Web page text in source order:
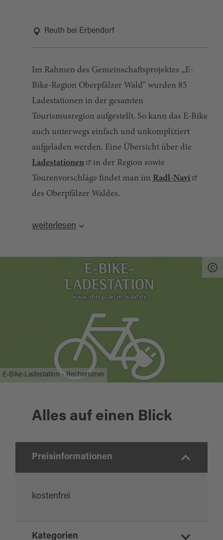
Reuth bei Erbendorf
Im Rahmen des Gemeinschaftsprojektes „E-
Bike-Region Oberpfälzer Wald“ wurden 85
Ladestationen in der gesamten
Tourismusregion aufgestellt. So kann das E-Bike
auch unterwegs einfach und unkompliziert
aufgeladen werden. Eine Übersicht über die
Ladestationen
in der Region sowie
Tourenvorschläge findet man im Radl-Navi
des Oberpfälzer Waldes.
Quelle:destination.one
weiterlesen
E-Bike-Ladestation - Rechersimer
Alles auf einen Blick
Preisinformationen
kostenfrei
Kategorien